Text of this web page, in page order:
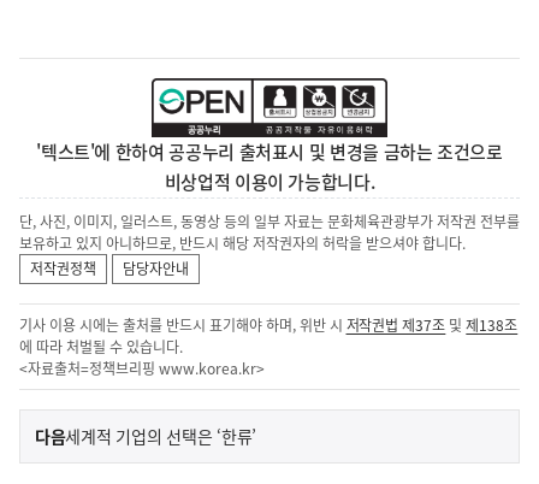
'텍스트'에 한하여 공공누리 출처표시 및 변경을 금하는 조건으로
비상업적 이용이 가능합니다.
단, 사진, 이미지, 일러스트, 동영상 등의 일부 자료는 문화체육관광부가 저작권 전부를
보유하고 있지 아니하므로, 반드시 해당 저작권자의 허락을 받으셔야 합니다.
저작권정책
담당자안내
기사 이용 시에는 출처를 반드시 표기해야 하며, 위반 시 저작권법 제37조 및제138조
에 따라 처벌될 수 있습니다.
<자료출처=정책브리핑 www.korea.kr>
이
전
다음기
세계적 기업의 선택은 ‘한류’